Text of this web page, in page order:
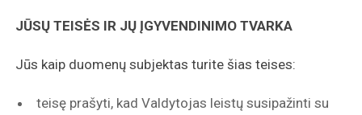
JŪSŲ TEISĖS IR JŲ ĮGYVENDINIMO TVARKA
Jūs kaip duomenų subjektas turite šias teises:
teisę prašyti, kad Valdytojas leistų susipažinti su